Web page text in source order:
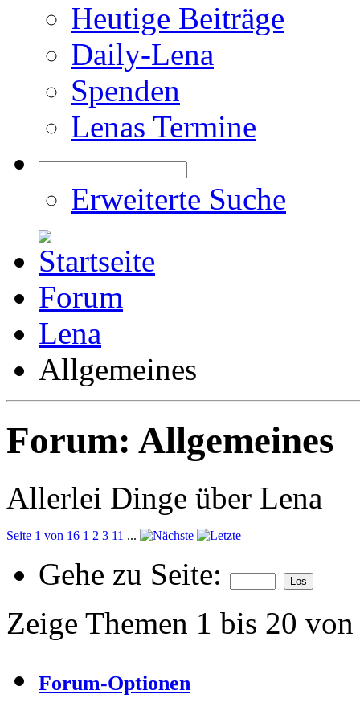
Heutige Beiträge
Daily-Lena
Spenden
Lenas Termine
Erweiterte Suche
Forum
Lena
Allgemeines
Forum: Allgemeines
Allerlei Dinge über Lena
Seite 1 von 16 1 2 3 11 ...
Gehe zu Seite:
Zeige Themen 1 bis 20
Forum-Optionen